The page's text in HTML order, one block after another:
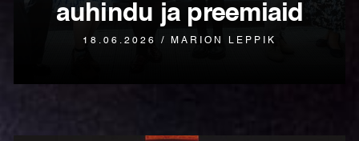
auhindu ja preemiaid
18.06.2026 / MARION LEPPIK